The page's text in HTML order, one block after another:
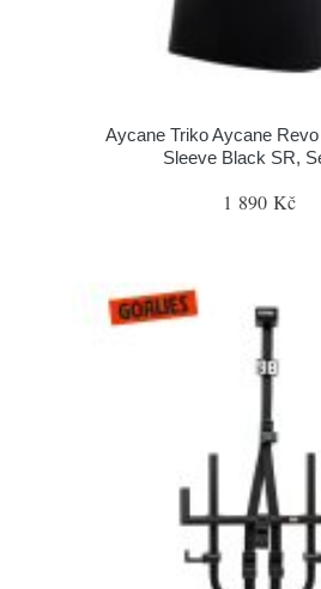
Aycane Triko Aycane
Sleeve Black SR,
1 890 Kč